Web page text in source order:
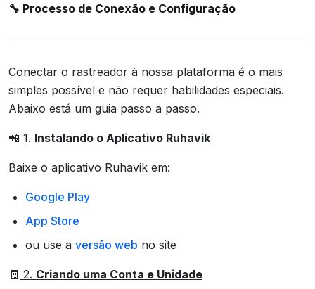
🔧 Processo de Conexão e Configuração
Conectar o rastreador à nossa plataforma é o mais
simples possível e não requer habilidades especiais.
Abaixo está um guia passo a passo.
📲 1. Instalando o Aplicativo Ruhavik
Baixe o aplicativo Ruhavik em:
Google Play
App Store
ou use a versão web no site
🧾 2. Criando uma Conta e Unidade